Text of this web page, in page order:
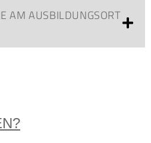
AM AUSBILDUNGSORT